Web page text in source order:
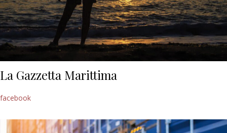
La Gazzetta Marittima
facebook